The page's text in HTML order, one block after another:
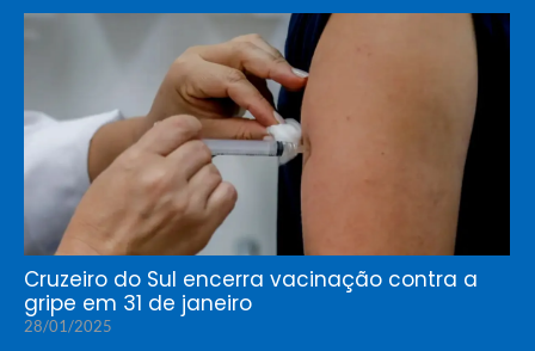
Cruzeiro do Sul encerra vacinação contra a
gripe em 31 de janeiro
28/01/2025